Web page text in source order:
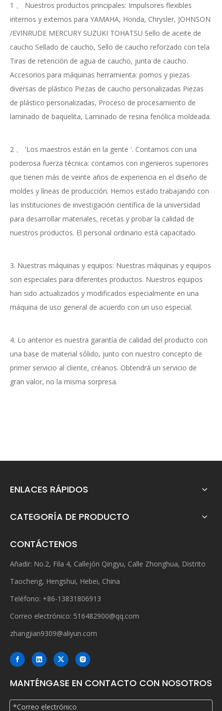
1 、 Nuestros productos principales: Impulsores flexibles
internos y externos para YAMAHA, Honda, Chrysler, JOHNSON
/EVINRUDE MERCURY SUZUKI TOHATSU Sello de aceite de
caucho Sellado de caucho, Sello de caucho reforzado con tela
Tiras de retención de agua de caucho, junta de caucho.
Accesorios para máquinas herramienta: pomos y piezas
diversas de plástico Piezas de caucho personalizadas Piezas
de plástico personalizadas, Proceso de procesamiento de
laminado de baquelita, Laminado de resina fenólica moldeada.
2 、 'Los maestros están en la gente '. Contamos con una
poderosa fuerza técnica: contamos con ingenieros superiores
que tienen más de veinte años de experiencia en el diseño de
moldes y líneas de producción. Hemos estado trabajando con
las instituciones de investigación científica de la universidad
para desarrollar materiales, recetas y probar la calidad de
nuestros productos. El personal ordinario está capacitado.
3. Nuestras máquinas y equipos: Nuestras máquinas y equipos
son especiales para diferentes productos. Nuestros equipos
han sido actualizados y modificados especialmente en una
máquina de uso general de acuerdo con un uso especial.
4. Lo anterior es nuestra garantía de calidad del producto con
una base de material sólido, junto con nuestro concepto de
primer servicio al cliente, créanos. Obtendrá un servicio de
gran valor, no la misma sorpresa.
ENLACES RÁPIDOS
CATEGORÍA DE PRODUCTO
CONTÁCTENOS
Añadir: No.2, Fila 4, Callejón Qingyu, Calle Zhonghua, Distrito
Taocheng, Hengshui, Hebei, China
Teléfono: +86-13831806913
Correo electrónico: 516482900@qq.com
zhangjian9309@aliyun.com
MANTÉNGASE EN CONTACTO CON NOSOTROS